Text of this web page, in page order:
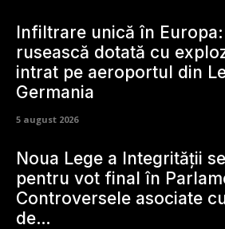
Infiltrare unică în
rusească dotată cu
intrat pe aeroportul din
Germania
5 august 2026
Noua Lege a Integrității
pentru vot final în
Controversele asociate
de…